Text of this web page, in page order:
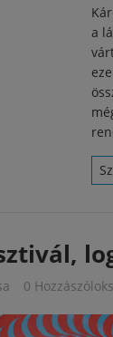
a
0 Hozzászóloks